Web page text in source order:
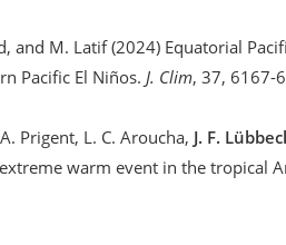
and M. Latif (2024) Equatorial
Pacific El Niños. J. Clim, 37, 6167-
Prigent, L. C. Aroucha, J. F.
warm event in the tropical